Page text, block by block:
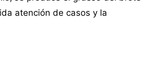
atención de casos y la